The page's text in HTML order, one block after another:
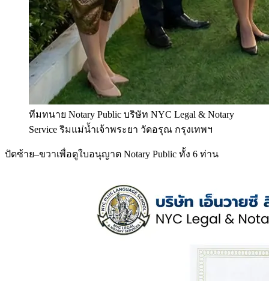
ทีมทนาย Notary Public บริษัท NYC Legal & Notary
Service ริมแม่น้ำเจ้าพระยา วัดอรุณ กรุงเทพฯ
ปัดซ้าย–ขวาเพื่อดูใบอนุญาต Notary Public ทั้ง 6 ท่าน